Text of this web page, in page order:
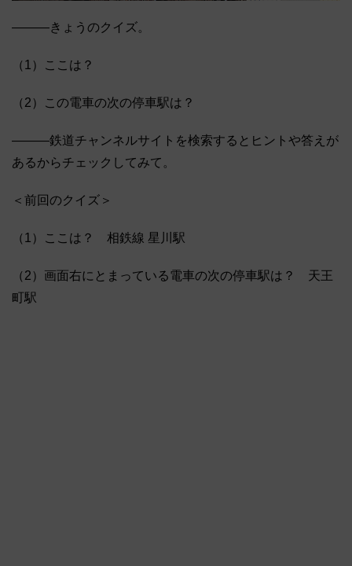
―――きょうのクイズ。
（1）ここは？
（2）この電車の次の停車駅は？
―――鉄道チャンネルサイトを検索するとヒントや答えが
あるからチェックしてみて。
＜前回のクイズ＞
（1）ここは？ 相鉄線 星川駅
（2）画面右にとまっている電車の次の停車駅は？ 天王
町駅